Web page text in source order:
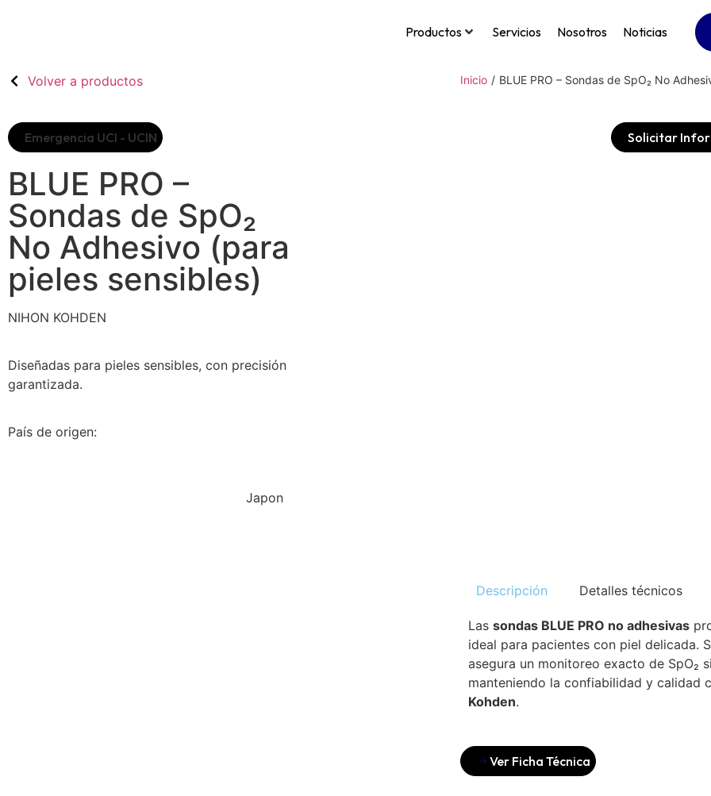
Productos Servicios Nosotros Noticias
Volver a productos Inicio / BLUE PRO – Sondas de SpO₂ No
Emergencia UCI - UCIN
BLUE PRO –
Sondas de SpO₂
No Adhesivo (para
pieles sensibles)
NIHON KOHDEN
Diseñadas para pieles sensibles, con precisión
garantizada.
País de origen:
Japon
Solicitar
Descripción Detalles técnicos
Las sondas BLUE PRO no adhesivas
ideal para pacientes con piel delicada.
asegura un monitoreo exacto de SpO₂
manteniendo la confiabilidad y calidad
Kohden.
Ver Ficha Técnica